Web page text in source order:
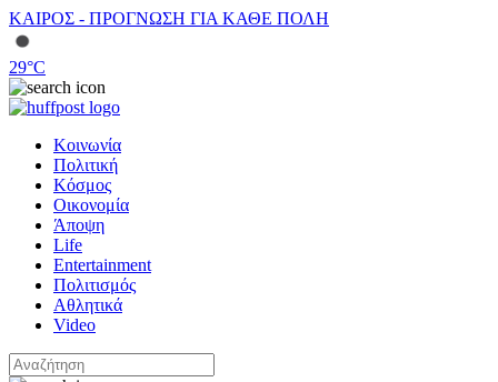
ΚΑΙΡΟΣ - ΠΡΟΓΝΩΣΗ ΓΙΑ ΚΑΘΕ ΠΟΛΗ
29°C
Κοινωνία
Πολιτική
Κόσμος
Οικονομία
Άποψη
Life
Entertainment
Πολιτισμός
Αθλητικά
Video